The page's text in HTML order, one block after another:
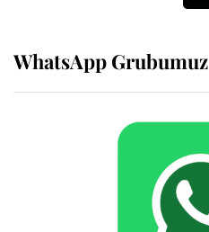
WhatsApp Grubumuz